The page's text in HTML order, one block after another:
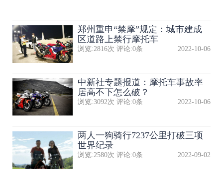
郑州重申“禁摩”规定：城市建成
区道路上禁行摩托车
浏览:2816次 评论:0条 2022-10-06
中新社专题报道：摩托车事故率
居高不下怎么破？
浏览:3092次 评论:0条 2022-10-06
两人一狗骑行7237公里打破三项
世界纪录
浏览:2580次 评论:0条 2022-09-02